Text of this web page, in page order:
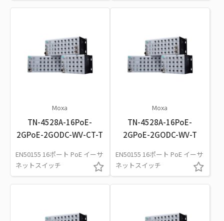
Moxa
TN-4528A-16PoE-
2GPoE-2GODC-WV-CT-T
EN50155 16ポート PoE イーサ
ネットスイッチ
Moxa
TN-4528A-16PoE-
2GPoE-2GODC-WV-T
EN50155 16ポート PoE イーサ
ネットスイッチ